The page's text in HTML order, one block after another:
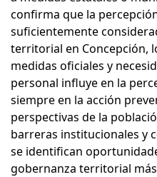
confirma que la
suficientemente
territorial en Concepción,
medidas oficiales y
personal influye en la
siempre en la acción
perspectivas de la
barreras institucionales y
se identifican
gobernanza territorial